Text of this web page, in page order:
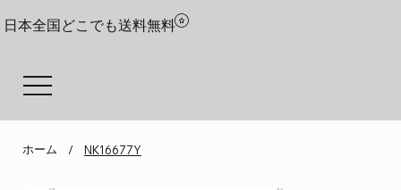
日本全国どこでも送料無料
ホーム / NK16677Y